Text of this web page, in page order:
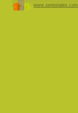
www.senioriales.com